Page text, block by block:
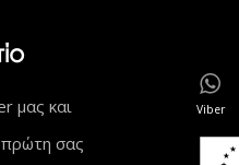
μας και
σας
Viber